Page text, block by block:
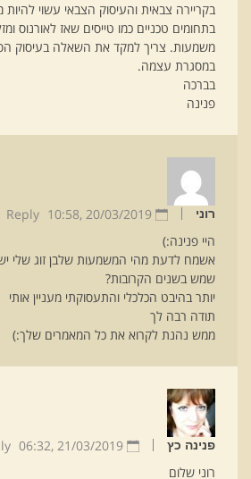
בקריירה צבאית והעיסוק הצבאי עשוי להיות
בתחומים טכניים כמו טייסים שאז לאורנוס
משמעות. צריך למקד את השאלה בעיסוק
במסגרת עצמה.
בברכה
פנינה
רוני 20/03/2019 ,
10:58
Reply
היי פנינה:)
אשמח לדעת מהי המשמעות שלבן זוג שלי
שמש בשנים הקרובות?
יותר בהיבט הכלכלי והתעסוקתי מעניין אותי
תודה רבה לך
ממש נהנת לקרוא את כל המאמרים שלך:)
פנינה כץ 21/03/2019 ,
06:32
רוני שלום